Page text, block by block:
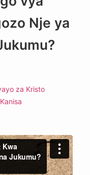
Nje ya
za Kristo